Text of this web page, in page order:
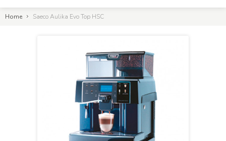
Home Saeco Aulika Evo Top HSC